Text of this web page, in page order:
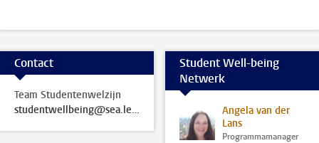
Contact
Team Studentenwelzijn
studentwellbeing@sea.leidenuniv.nl
Student Well-being
Netwerk
Angela van der
Lans
Programmamanager